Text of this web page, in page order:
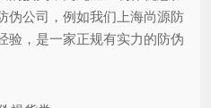
伪公司，例如我们上海尚源防
验，是一家正规有实力的防伪